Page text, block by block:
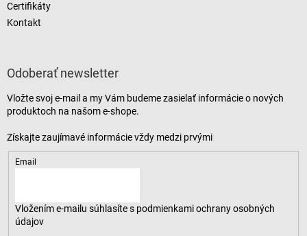
Certifikáty
Kontakt
Odoberať newsletter
Vložte svoj e-mail a my Vám budeme zasielať informácie o nových
produktoch na našom e-shope.
Email
Vložením e-mailu súhlasíte s podmienkami ochrany osobných
údajov